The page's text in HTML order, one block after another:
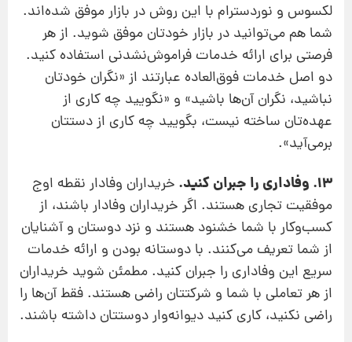
لکسوس و نوردسترام با این روش در بازار موفق شده‌اند.
شما هم می‌توانید در بازار خودتان موفق شوید. از هر
فرصتی برای ارائه خدمات فراموش‌نشدنی استفاده کنید.
دو اصل خدمات فوق‌العاده عبارتند از «نگران خودتان
نباشید، نگران آن‌ها باشید» و «نگویید چه کاری از
عهده‌تان ساخته نیست، بگویید چه کاری از دستتان
برمی‌آید».
13. وفاداری را جبران کنید.
خریداران وفادار نقطه اوج
موفقیت تجاری هستند. اگر خریداران‌ وفادار باشند، از
کسب‌وکار با شما خشنود هستند و نزد دوستان و آشنایان
از شما تعریف می‌کنند. با دوستانه بودن و ارائه خدمات
سریع این وفاداری را جبران کنید. مطمئن شوید خریداران
از هر تعاملی با شما و شرکتتان راضی هستند. فقط آن‌‌ها را
راضی نکنید، کاری کنید دیوانه‌وار دوستتان داشته باشند.